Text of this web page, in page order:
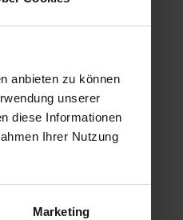
anbieten zu können
unserer
diese Informationen
Ihrer Nutzung
Marketing